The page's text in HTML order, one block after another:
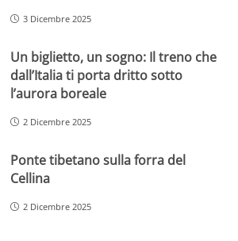
3 Dicembre 2025
Un biglietto, un sogno: Il treno che
dall’Italia ti porta dritto sotto
l’aurora boreale
2 Dicembre 2025
Ponte tibetano sulla forra del
Cellina
2 Dicembre 2025